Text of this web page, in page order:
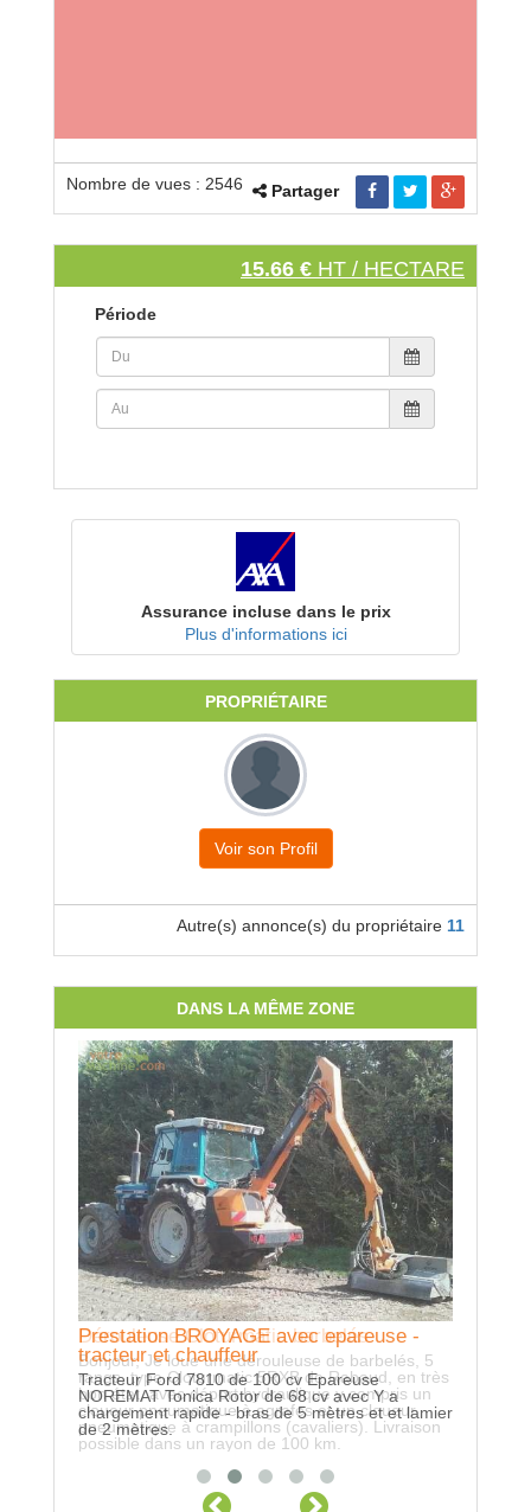
Nombre de vues : 2546 Partager
15.66 € HT / HECTARE
Période
Assurance incluse dans le prix
Plus d'informations ici
PROPRIÉTAIRE
Voir son Profil
Autre(s) annonce(s) du propriétaire 11
DANS LA MÊME ZONE
Prestation BROYAGE avec epareuse -
tracteur et chauffeur
Tracteur Ford 7810 de 100 cv Epareuse
NOREMAT Tonica Rotor de 68 cv avec Y a
chargement rapide - bras de 5 mètres et et lamier
de 2 mètres.
Dérouleuse Cloturmatic barbelés
Bonjour, Je loue une dérouleuse de barbelés, 5
rangs, type Cloturmatic 5RXB de Rabaud, en très
bon état, avec déport hydraulique y compris un
cloueur pneumatique à agrafes et un cloueur
pneumatique à crampillons (cavaliers). Livraison
possible dans un rayon de 100 km.